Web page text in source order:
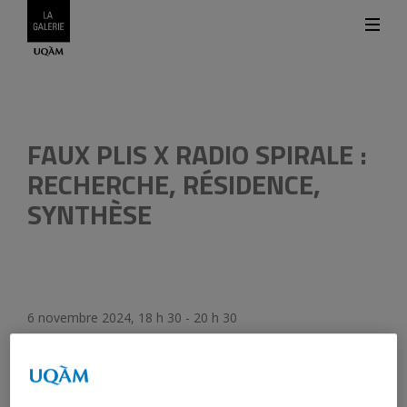
FAUX PLIS X RADIO SPIRALE :
RECHERCHE, RÉSIDENCE,
SYNTHÈSE
6 novembre 2024, 18 h 30 - 20 h 30
Emmanuelle Léonard, Geneviève Chevalier, Anahita
Norouzi